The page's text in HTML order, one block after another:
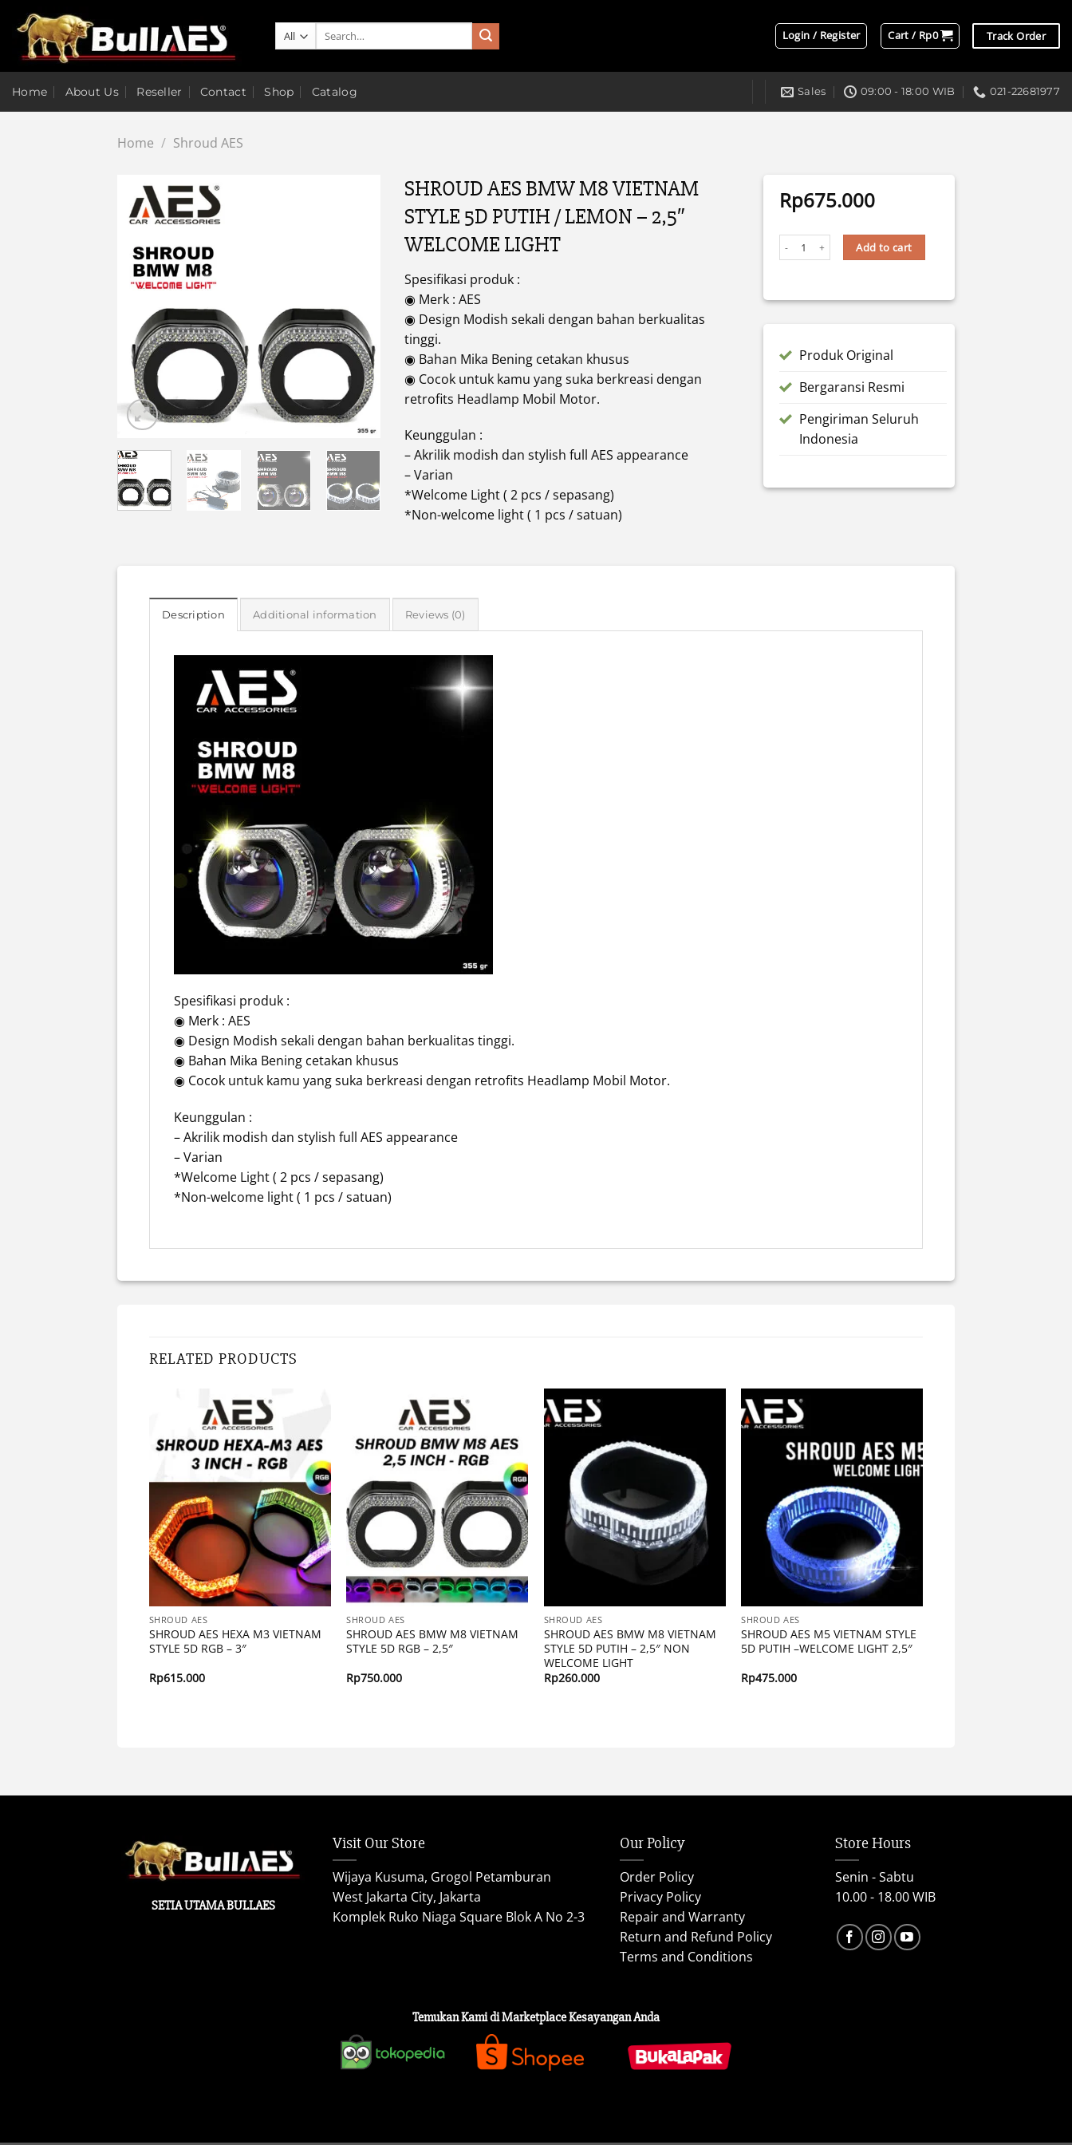
content
Search
Login / Register Cart / Rp0 Track Order
Home About Us Reseller Contact Shop Catalog Sales 09:00 - 18:00 WIB 021-22681977
Home / Shroud AES
SHROUD AES BMW M8 VIETNAM
STYLE 5D PUTIH / LEMON – 2,5″
WELCOME LIGHT
Spesifikasi produk :
◉ Merk : AES
◉ Design Modish sekali dengan bahan berkualitas
tinggi.
◉ Bahan Mika Bening cetakan khusus
◉ Cocok untuk kamu yang suka berkreasi dengan
retrofits Headlamp Mobil Motor.
Keunggulan :
– Akrilik modish dan stylish full AES appearance
– Varian
*Welcome Light ( 2 pcs / sepasang)
*Non-welcome light ( 1 pcs / satuan)
Rp675.000
SHROUD AES BMW M8 VIETNAM STYLE 5D PUTIH / LEMON –
Add to cart
Produk Original
Bergaransi Resmi
Pengiriman Seluruh
Indonesia
Description Additional information Reviews (0)
Spesifikasi produk :
◉ Merk : AES
◉ Design Modish sekali dengan bahan berkualitas tinggi.
◉ Bahan Mika Bening cetakan khusus
◉ Cocok untuk kamu yang suka berkreasi dengan retrofits Headlamp Mobil Motor.
Keunggulan :
– Akrilik modish dan stylish full AES appearance
– Varian
*Welcome Light ( 2 pcs / sepasang)
*Non-welcome light ( 1 pcs / satuan)
RELATED PRODUCTS
SHROUD AES
SHROUD AES HEXA M3 VIETNAM
STYLE 5D RGB – 3″
Rp615.000
SHROUD AES
SHROUD AES BMW M8 VIETNAM
STYLE 5D RGB – 2,5″
Rp750.000
SHROUD AES
SHROUD AES BMW M8 VIETNAM
STYLE 5D PUTIH – 2,5″ NON
WELCOME LIGHT
Rp260.000
SHROUD AES
SHROUD AES M5 VIETNAM STYLE
5D PUTIH –WELCOME LIGHT 2,5″
Rp475.000
SETIA UTAMA BULLAES
Visit Our Store
Wijaya Kusuma, Grogol Petamburan
West Jakarta City, Jakarta
Komplek Ruko Niaga Square Blok A No 2-3
Our Policy
Order Policy
Privacy Policy
Repair and Warranty
Return and Refund Policy
Terms and Conditions
Store Hours
Senin - Sabtu
10.00 - 18.00 WIB
Temukan Kami di Marketplace Kesayangan Anda